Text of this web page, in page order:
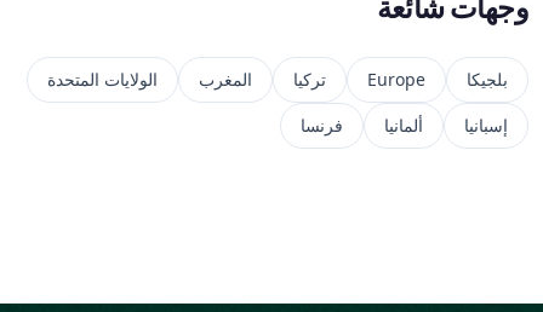
وجهات شائعة
بلجيكا Europe تركيا المغرب
الولايات المتحدة
إسبانيا
ألمانيا فرنسا